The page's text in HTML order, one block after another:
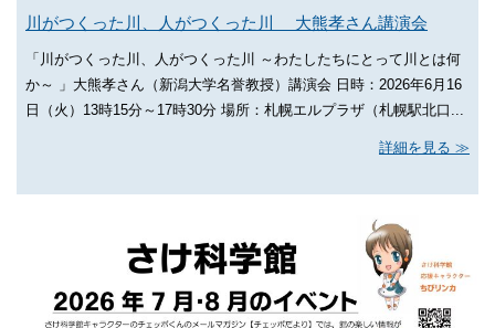
川がつくった川、人がつくった川 大熊孝さん講演会
「川がつくった川、人がつくった川 ～わたしたちにとって川とは何
か～ 」大熊孝さん（新潟大学名誉教授）講演会 日時：2026年6月16
日（火）13時15分～17時30分 場所：札幌エルプラザ（札幌駅北口...
詳細を見る